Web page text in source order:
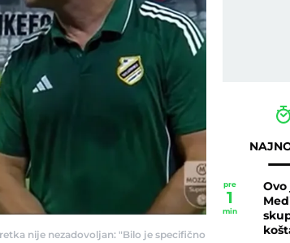
nije nezadovoljan: "Bilo je specifično sa igračem
pre
1
min